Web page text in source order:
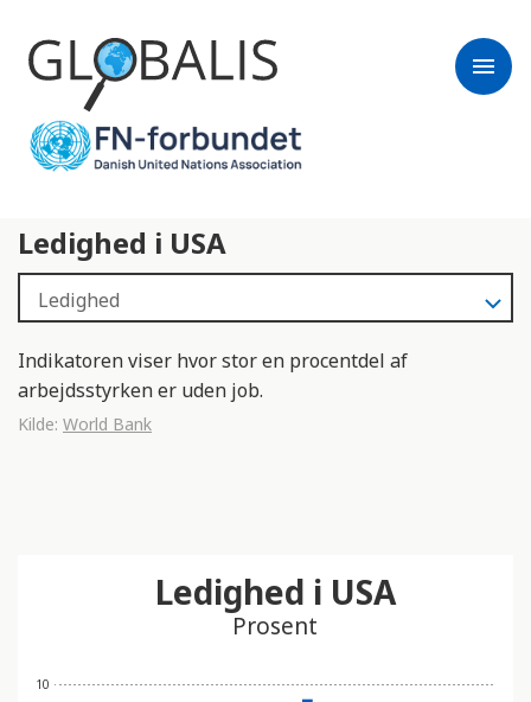
menu
Ledighed i USA
Indikatoren viser hvor stor en procentdel af
arbejdsstyrken er uden job.
Kilde: World Bank
10
Ledighed i USA
Prosent